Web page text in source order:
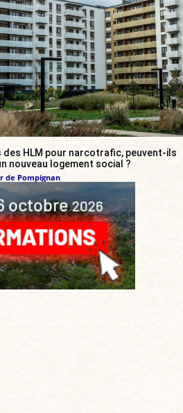
des HLM pour narcotrafic, peuvent-ils
nouveau logement social ?
de Pompignan